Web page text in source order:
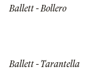
Ballett - Bollero
Ballett - Tarantella